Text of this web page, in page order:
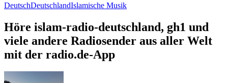
DeutschDeutschlandIslamische Musik
Höre islam-radio-deutschland, gh1 und
viele andere Radiosender aus aller Welt
mit der radio.de-App